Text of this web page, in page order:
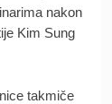
nakon
Kim Sung
takmiče